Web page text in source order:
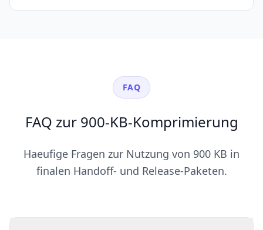
FAQ
FAQ zur 900-KB-Komprimierung
Haeufige Fragen zur Nutzung von 900 KB in
finalen Handoff- und Release-Paketen.